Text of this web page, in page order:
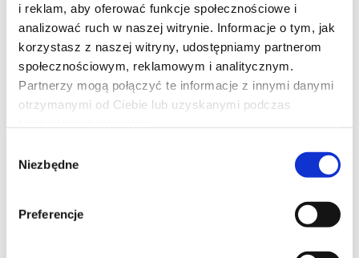
i reklam, aby oferować funkcje społecznościowe i
analizować ruch w naszej witrynie. Informacje o tym, jak
korzystasz z naszej witryny, udostępniamy partnerom
społecznościowym, reklamowym i analitycznym.
Partnerzy mogą połączyć te informacje z innymi danymi
otrzymanymi od Ciebie lub uzyskanymi podczas
zgody
Niezbędne
Preferencje
KUROZAJĄC I ŚWIĄTYNIA
ŚWISTAKA
Gdy wyjątkowy pół kurczak, pół zając odkrywa, że nie jest sam i
ma siostrę, a cały gatunek kurozająców potrzebuje ratunku,
wyrusza w ryzykowną podróż do legendarnej Świątyni Świstaka.
niebezpieczna droga, przeciwnicy gotowi na wszystko i decyzja,